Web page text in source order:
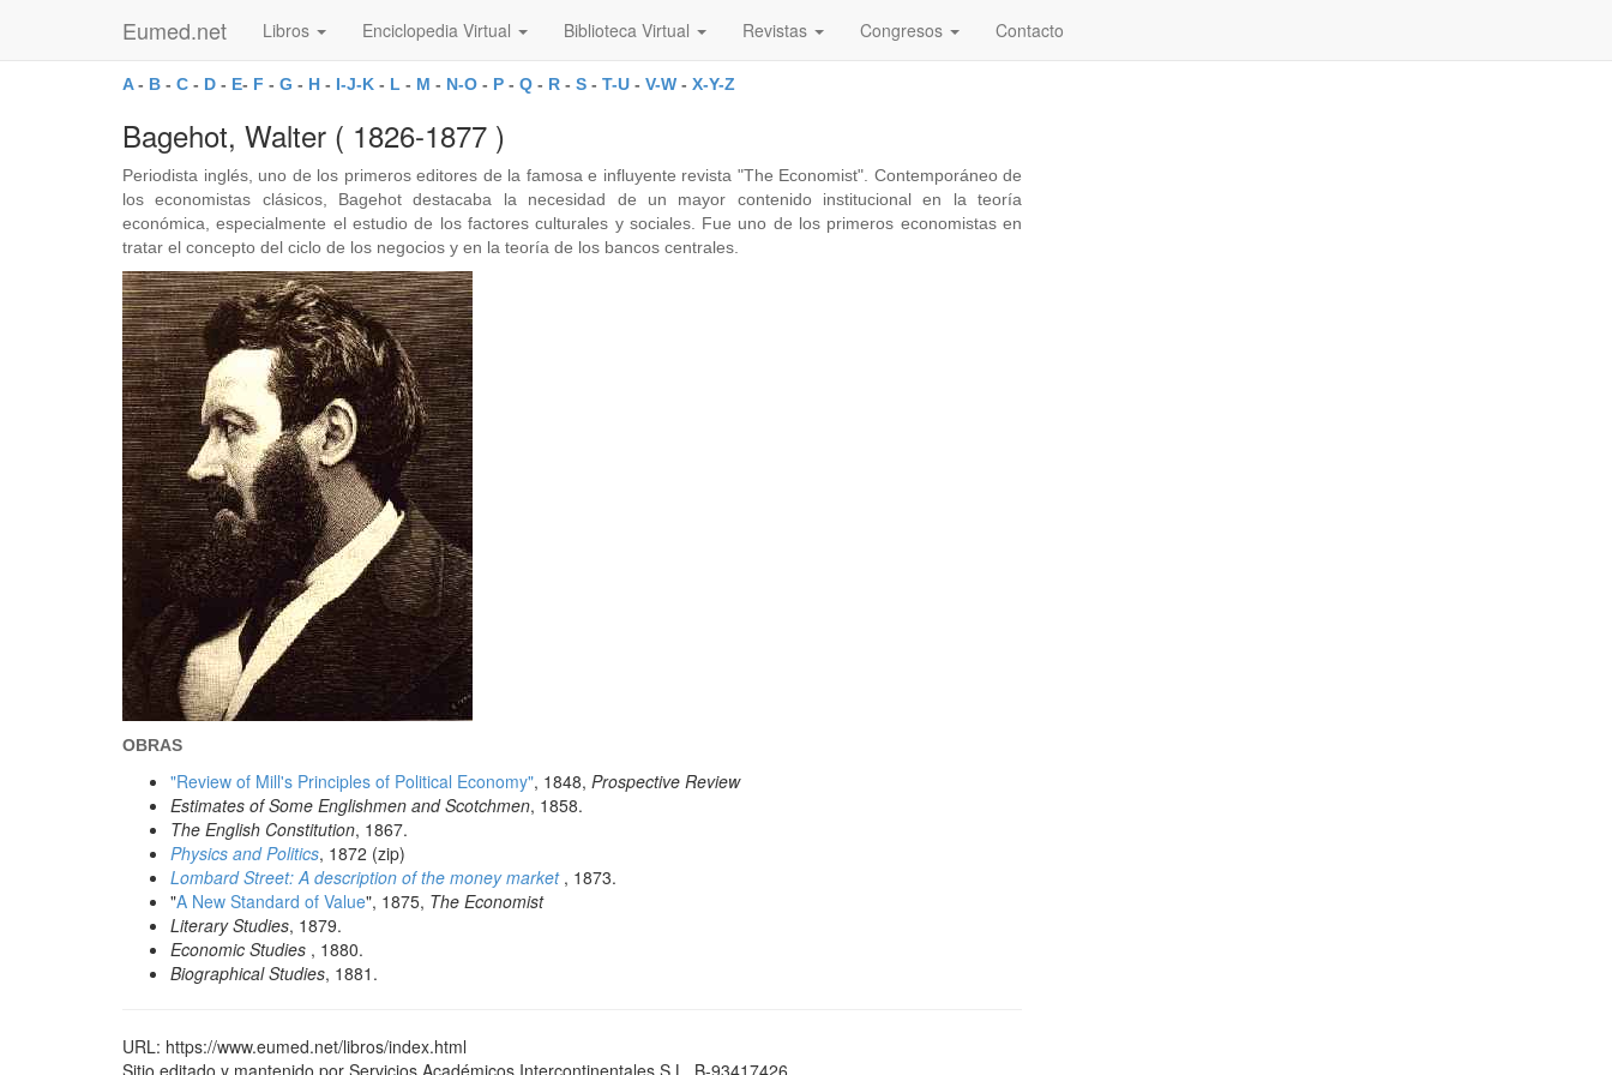
Eumed.net Libros Enciclopedia Virtual Biblioteca Virtual Revistas Congresos Contacto
A- B - C - D - E- F - G - H - I-J-K - L - M - N-O - P - Q - R - S - T-U - V-W - X-Y-Z
Bagehot, Walter ( 1826-1877 )
Periodista inglés, uno de los primeros editores de la famosa e influyente revista "The Economist". Contemporáneo de
los economistas clásicos, Bagehot destacaba la necesidad de un mayor contenido institucional en la teoría
económica, especialmente el estudio de los factores culturales y sociales. Fue uno de los primeros economistas en
tratar el concepto del ciclo de los negocios y en la teoría de los bancos centrales.
OBRAS
"Review of Mill's Principles of Political Economy", 1848, Prospective Review
Estimates of Some Englishmen and Scotchmen, 1858.
The English Constitution, 1867.
Physics and Politics, 1872 (zip)
Lombard Street: A description of the money market , 1873.
"A New Standard of Value", 1875, The Economist
Literary Studies, 1879.
Economic Studies , 1880.
Biographical Studies, 1881.
URL: https://www.eumed.net/libros/index.html
Sitio editado y mantenido por Servicios Académicos Intercontinentales S.L. B-93417426.